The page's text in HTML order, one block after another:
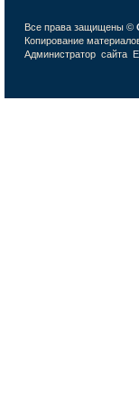
Все права защищены ©
Копирование
Администратор сайта